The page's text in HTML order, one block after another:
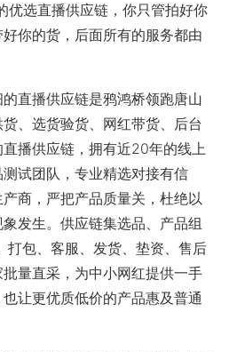
优选直播供应链，你只管拍好你
你的货，后面所有的服务都由
播供应链是鸦鸿桥领跑唐山
、选货验货、网红带货、后台
播供应链，拥有近20年的线上
试团队，专业精选对接有信
商，严把产品质量关，杜绝以
发生。供应链集选品、产品组
打包、客服、发货、垫资、售后
量直采，为中小网红提供一手
让更优质低价的产品惠及普通